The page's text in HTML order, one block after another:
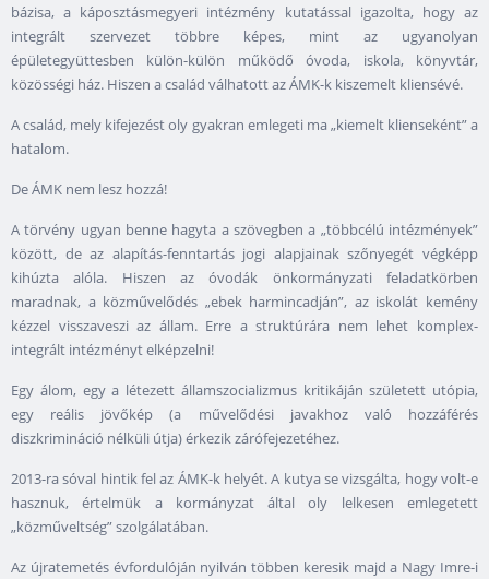
bázisa, a káposztásmegyeri intézmény kutatással igazolta, hogy az
integrált szervezet többre képes, mint az ugyanolyan
épületegyüttesben külön-külön működő óvoda, iskola, könyvtár,
közösségi ház. Hiszen a család válhatott az ÁMK-k kiszemelt kliensévé.
A család, mely kifejezést oly gyakran emlegeti ma „kiemelt klienseként” a
hatalom.
De ÁMK nem lesz hozzá!
A törvény ugyan benne hagyta a szövegben a „többcélú intézmények”
között, de az alapítás-fenntartás jogi alapjainak szőnyegét végképp
kihúzta alóla. Hiszen az óvodák önkormányzati feladatkörben
maradnak, a közművelődés „ebek harmincadján”, az iskolát kemény
kézzel visszaveszi az állam. Erre a struktúrára nem lehet komplex-
integrált intézményt elképzelni!
Egy álom, egy a létezett államszocializmus kritikáján született utópia,
egy reális jövőkép (a művelődési javakhoz való hozzáférés
diszkrimináció nélküli útja) érkezik zárófejezetéhez.
2013-ra sóval hintik fel az ÁMK-k helyét. A kutya se vizsgálta, hogy volt-e
hasznuk, értelmük a kormányzat által oly lelkesen emlegetett
„közműveltség” szolgálatában.
Az újratemetés évfordulóján nyilván többen keresik majd a Nagy Imre-i